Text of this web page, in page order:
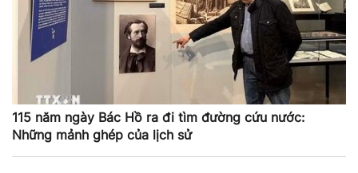
115 năm ngày Bác Hồ ra đi tìm đường cứu nước:
Những mảnh ghép của lịch sử